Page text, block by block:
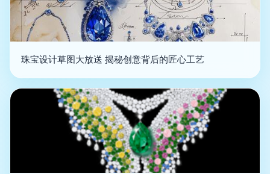
珠宝设计草图大放送 揭秘创意背后的匠心工艺